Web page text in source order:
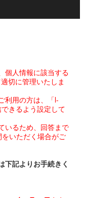
個人情報に該当する
切に管理いたしま
利用の方は、「l-
きるよう設定して
いるため、回答まで
いただく場合がご
下記よりお手続きく